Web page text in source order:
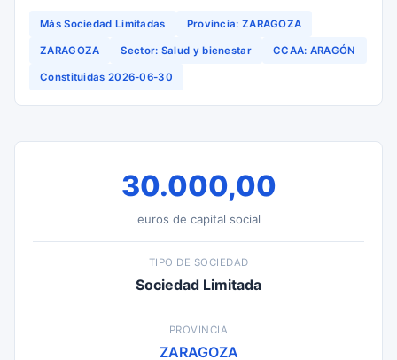
Más Sociedad Limitadas Provincia: ZARAGOZA
ZARAGOZA Sector: Salud y bienestar CCAA: ARAGÓN
Constituidas 2026-06-30
30.000,00
euros de capital social
TIPO DE SOCIEDAD
Sociedad Limitada
PROVINCIA
ZARAGOZA